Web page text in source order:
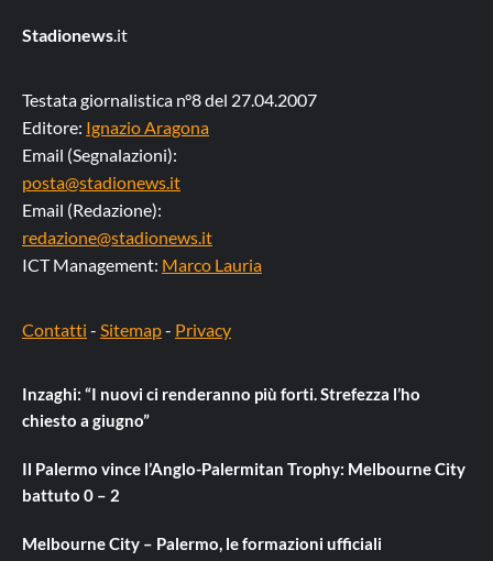
Stadionews.it
Testata giornalistica n°8 del 27.04.2007
Editore: Ignazio Aragona
Email (Segnalazioni):
posta@stadionews.it
Email (Redazione):
redazione@stadionews.it
ICT Management: Marco Lauria
Contatti - Sitemap- Privacy
Inzaghi: “I nuovi ci renderanno più forti. Strefezza l’ho
chiesto a giugno”
Il Palermo vince l’Anglo-Palermitan Trophy: Melbourne City
battuto 0 – 2
Melbourne City – Palermo, le formazioni ufficiali